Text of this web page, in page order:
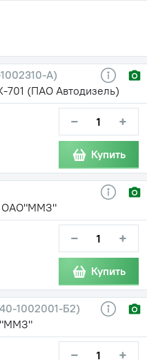
А)
701 (ПАО Автодизель)
− +
Купить
ОАО"ММЗ"
− +
Купить
1002001-Б2)
− +